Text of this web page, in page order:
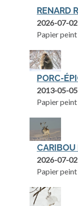
RENARD
2026-07-02
Papier
PORC-
2013-05-05
Papier
CARIBOU
2026-07-02
Papier